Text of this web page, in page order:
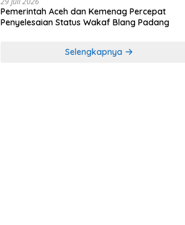
Pemerintah Aceh dan Kemenag Percepat
Penyelesaian Status Wakaf Blang Padang
Selengkapnya